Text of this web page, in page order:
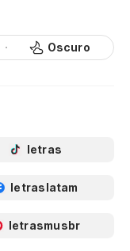
Oscuro
letras
letraslatam
letrasmusbr